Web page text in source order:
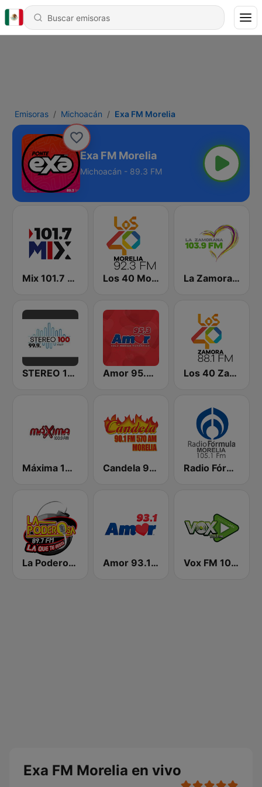
Emisoras Michoacán Exa FM Morelia
Exa FM Morelia
Michoacán - 89.3 FM
Mix 101.7 FM Morelia Los 40 Morelia La Zamorana 103.9 FM
STEREO 100 Morelia Amor 95.3 FM Los 40 Zamora
Máxima 100.9 Morelia Candela 90.1 - Morelia Radio Fórmula Morelia
La Poderosa 89.7 FM Amor 93.1 FM Vox FM 103.3
Exa FM Morelia en vivo